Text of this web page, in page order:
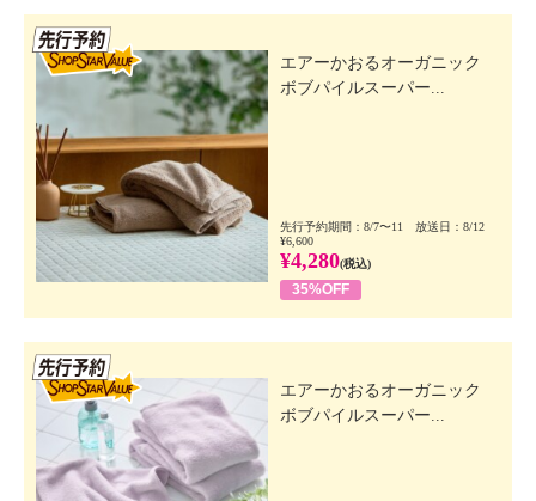
エアーかおるオーガニック
ボブパイルスーパー...
先行予約期間：8/7〜11 放送日：8/12
¥6,600
¥4,280(税込)
35%OFF
エアーかおるオーガニック
ボブパイルスーパー...